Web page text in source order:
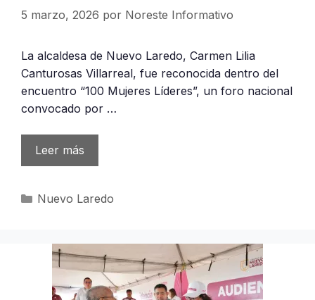
5 marzo, 2026 por Noreste Informativo
La alcaldesa de Nuevo Laredo, Carmen Lilia
Canturosas Villarreal, fue reconocida dentro del
encuentro “100 Mujeres Líderes”, un foro nacional
convocado por …
Leer más
Categorías
Nuevo Laredo